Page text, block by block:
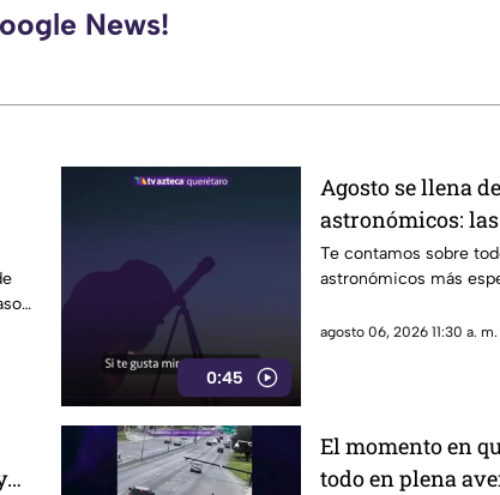
News!
0:45
Agosto se llena
astronómicos:
gratis desde
Te contamos sobre
astronómicos más
agosto 06, 2026 11:30 a. m.
El momento en
todo en plena